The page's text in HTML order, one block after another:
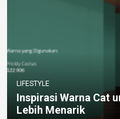
LIFESTYLE
Inspirasi Warna Cat
Lebih Menarik